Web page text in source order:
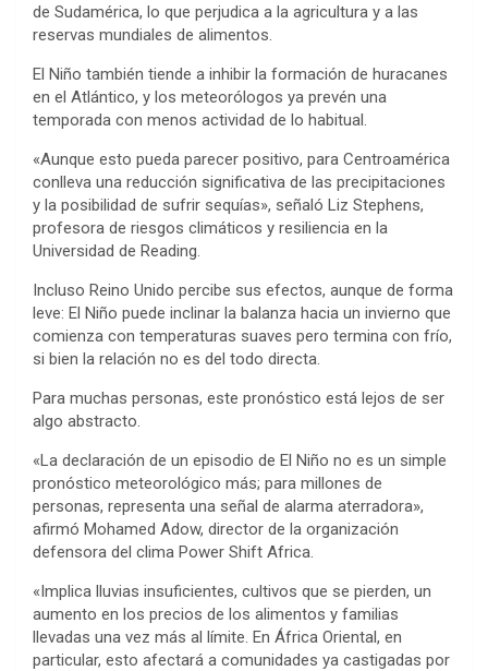
de Sudamérica, lo que perjudica a la agricultura y a las
reservas mundiales de alimentos.
El Niño también tiende a inhibir la formación de huracanes
en el Atlántico, y los meteorólogos ya prevén una
temporada con menos actividad de lo habitual.
«Aunque esto pueda parecer positivo, para Centroamérica
conlleva una reducción significativa de las precipitaciones
y la posibilidad de sufrir sequías», señaló Liz Stephens,
profesora de riesgos climáticos y resiliencia en la
Universidad de Reading.
Incluso Reino Unido percibe sus efectos, aunque de forma
leve: El Niño puede inclinar la balanza hacia un invierno que
comienza con temperaturas suaves pero termina con frío,
si bien la relación no es del todo directa.
Para muchas personas, este pronóstico está lejos de ser
algo abstracto.
«La declaración de un episodio de El Niño no es un simple
pronóstico meteorológico más; para millones de
personas, representa una señal de alarma aterradora»,
afirmó Mohamed Adow, director de la organización
defensora del clima Power Shift Africa.
«Implica lluvias insuficientes, cultivos que se pierden, un
aumento en los precios de los alimentos y familias
llevadas una vez más al límite. En África Oriental, en
particular, esto afectará a comunidades ya castigadas por